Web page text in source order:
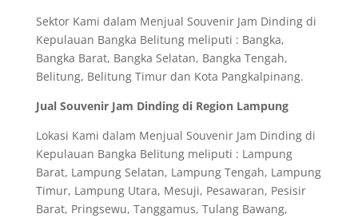
Sektor Kami dalam Menjual Souvenir Jam Dinding di
Kepulauan Bangka Belitung meliputi : Bangka,
Bangka Barat, Bangka Selatan, Bangka Tengah,
Belitung, Belitung Timur dan Kota Pangkalpinang.
Jual Souvenir Jam Dinding di Region Lampung
Lokasi Kami dalam Menjual Souvenir Jam Dinding di
Kepulauan Bangka Belitung meliputi : Lampung
Barat, Lampung Selatan, Lampung Tengah, Lampung
Timur, Lampung Utara, Mesuji, Pesawaran, Pesisir
Barat, Pringsewu, Tanggamus, Tulang Bawang,